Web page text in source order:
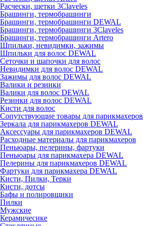
Расчески, щетки 3Claveles
Брашинги, термобрашинги
Брашинги, термобрашинги DEWAL
Брашинги, термобрашинги 3Claveles
Брашинги, термобрашинги Artero
Шпильки, невидимки, зажимы
Шпильки для волос DEWAL
Сеточки и шапочки для волос
Невидимки для волос DEWAL
Зажимы для волос DEWAL
Валики и резинки
Валики для волос DEWAL
Резинки для волос DEWAL
Кисти для волос
Сопутствующие товары для парикмахеров
Зеркала для парикмахеров DEWAL
Аксессуары для парикмахеров DEWAL
Расходные материалы для парикмахеров
Пеньюары, пелерины, фартуки
Пеньюары для парикмахера DEWAL
Пелерины для парикмахеров DEWAL
Фартуки для парикмахера DEWAL
Кисти, Пилки, Терки
Кисти, дотсы
Бафы и полировщики
Пилки
Мужские
Керамичесике